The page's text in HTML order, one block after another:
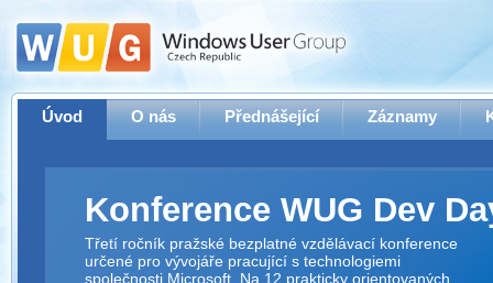
Úvod O nás Přednášející Záznamy
Konference WUG Dev
Třetí ročník pražské bezplatné vzdělávací konference
určené pro vývojáře pracující s technologiemi
společnosti Microsoft. Na 12 prakticky orientovaných